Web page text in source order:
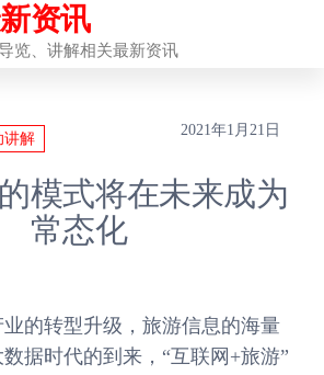
资讯
览、讲解相关最新资讯
讲解
2021年1月21日
模式将在未来成为
常态化
转型升级，旅游信息的海量
据时代的到来，“互联网+旅游”